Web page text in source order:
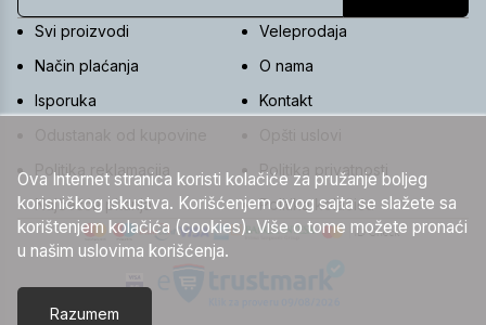
Svi proizvodi
Veleprodaja
Način plaćanja
O nama
Isporuka
Kontakt
Politika reklamacija
Politika privatnosti
Najčešća pitanja
Politika kolačića
Ova Internet stranica koristi kolačiće za pružanje boljeg
korisničkog iskustva. Korišćenjem ovog sajta se slažete sa
korištenjem kolačića (cookies). Više o tome možete pronaći
u našim uslovima korišćenja.
Razumem